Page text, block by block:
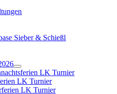
Sieber & Schießl
LK Turnier
LK Turnier
LK Turnier